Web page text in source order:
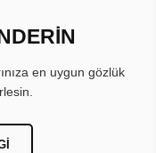
en uygun gözlük